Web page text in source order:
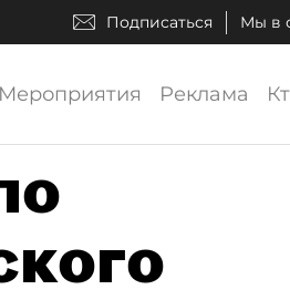
Подписаться Мы в
Мероприятия Реклама